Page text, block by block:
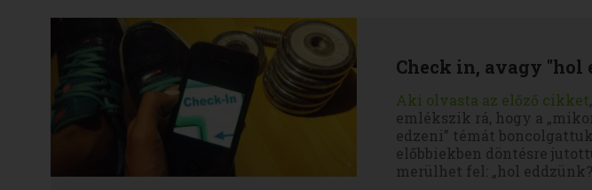
Check in, avagy "hol
Aki olvasta az előző cikket
emlékszik rá, hogy a
edzeni” témát
előbbiekben döntésre
merülhet fel: „hol